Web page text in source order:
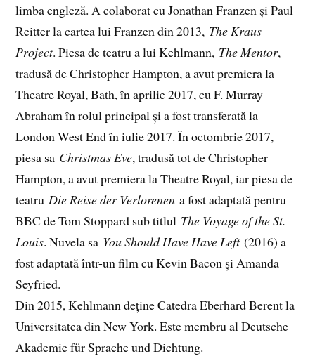
limba engleză. A colaborat cu Jonathan Franzen și Paul
Reitter la cartea lui Franzen din 2013, The Kraus
Project. Piesa de teatru a lui Kehlmann, The Mentor,
tradusă de Christopher Hampton, a avut premiera la
Theatre Royal, Bath, în aprilie 2017, cu F. Murray
Abraham în rolul principal și a fost transferată la
London West End în iulie 2017. În octombrie 2017,
piesa sa Christmas Eve, tradusă tot de Christopher
Hampton, a avut premiera la Theatre Royal, iar piesa de
teatruDie Reise der Verlorenena fost adaptată pentru
BBC de Tom Stoppard sub titlul The Voyage of the St.
Louis. Nuvela sa You Should Have Have Left(2016) a
fost adaptată într-un film cu Kevin Bacon și Amanda
Seyfried.
Din 2015, Kehlmann deține Catedra Eberhard Berent la
Universitatea din New York. Este membru al Deutsche
Akademie für Sprache und Dichtung.